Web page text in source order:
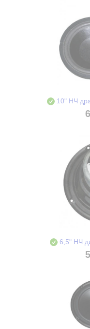
10" НЧ
6,5" НЧ